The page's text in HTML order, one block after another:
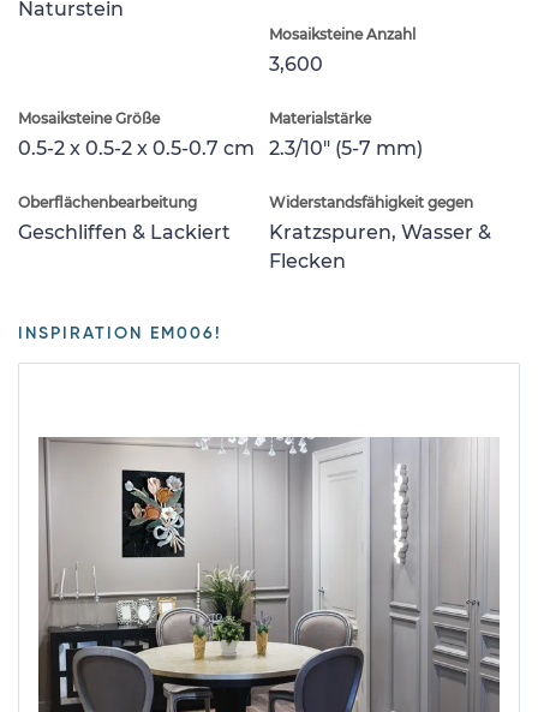
Naturstein
Mosaiksteine Anzahl
3,600
Mosaiksteine Größe
0.5-2 x 0.5-2 x 0.5-0.7 cm
Materialstärke
2.3/10" (5-7 mm)
Oberflächenbearbeitung
Geschliffen & Lackiert
Widerstandsfähigkeit gegen
Kratzspuren, Wasser &
Flecken
INSPIRATION EM006!